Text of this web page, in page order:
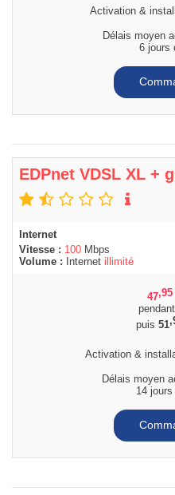
Activation &
Délais moyen
6 jours
EDPnet VDSL XL +
Internet
Vitesse : 100 Mbps
Volume :
Internet illimité
47,95
puis 51
Activation &
Délais moyen
14